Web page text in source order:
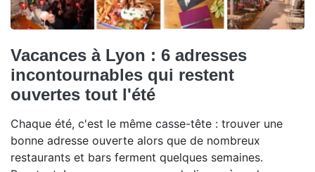
Vacances à Lyon : 6 adresses
incontournables qui restent
ouvertes tout l'été
Chaque été, c'est le même casse-tête : trouver une
bonne adresse ouverte alors que de nombreux
restaurants et bars ferment quelques semaines.